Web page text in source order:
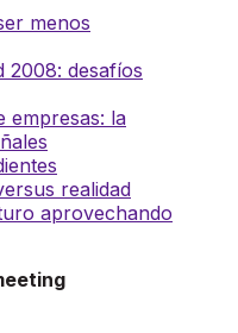
menos
2008: desafíos
empresas: la
realidad
aprovechando